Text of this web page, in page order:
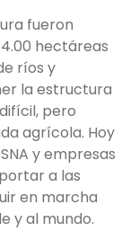
fueron
hectáreas
ríos y
la estructura
pero
agrícola. Hoy
y empresas
a las
en marcha
y al mundo.